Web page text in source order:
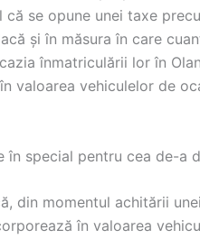
că se opune unei taxe
și în măsura în care
înmatriculării lor în
valoarea vehiculelor de
special pentru cea de-a
din momentul achitării
în valoarea